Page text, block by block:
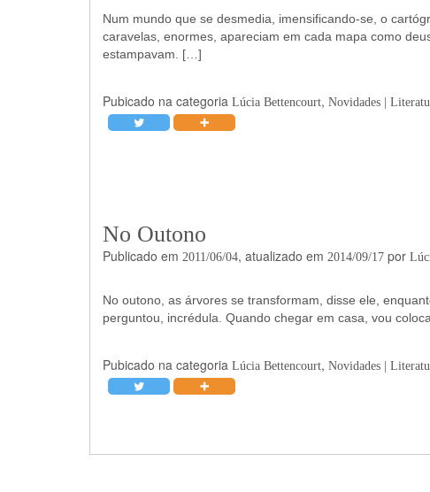
Num mundo que se desmedia, imensificando-se, o
caravelas, enormes, apareciam em cada mapa como
estampavam. […]
Pubicado na categoria Lúcia Bettencourt, Novidades |
No Outono
Publicado em 2011/06/04, atualizado em 2014/09/17por
No outono, as árvores se transformam, disse ele,
perguntou, incrédula. Quando chegar em casa, vou
Pubicado na categoria Lúcia Bettencourt, Novidades |